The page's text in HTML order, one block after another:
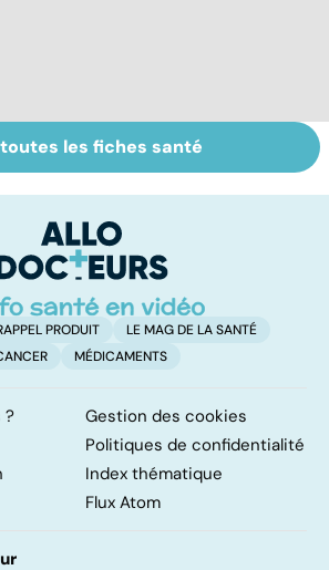
une
Staphylocoque
doré : une
surveillance
les fiches santé
PRODUIT
LE MAG DE LA SANTÉ
MÉDICAMENTS
?
Gestion des cookies
Politiques de confidentialité
Index thématique
Flux Atom